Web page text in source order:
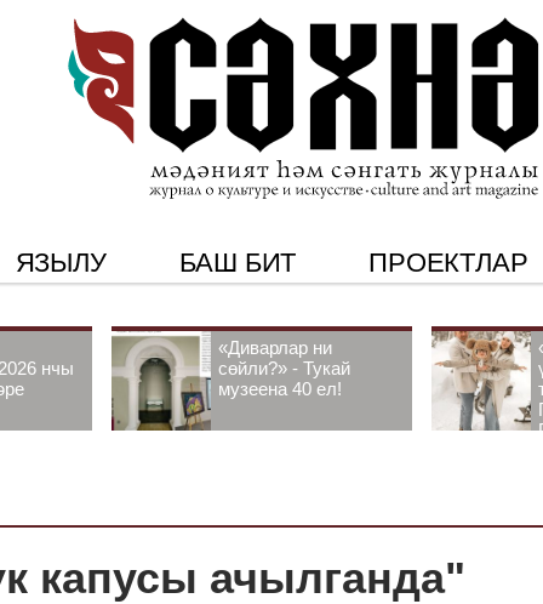
ЯЗЫЛУ БАШ БИТ ПРОЕКТЛАР
нчы
«Диварлар ни
сөйли?» - Тукай
музеена 40 ел!
капусы ачылганда"